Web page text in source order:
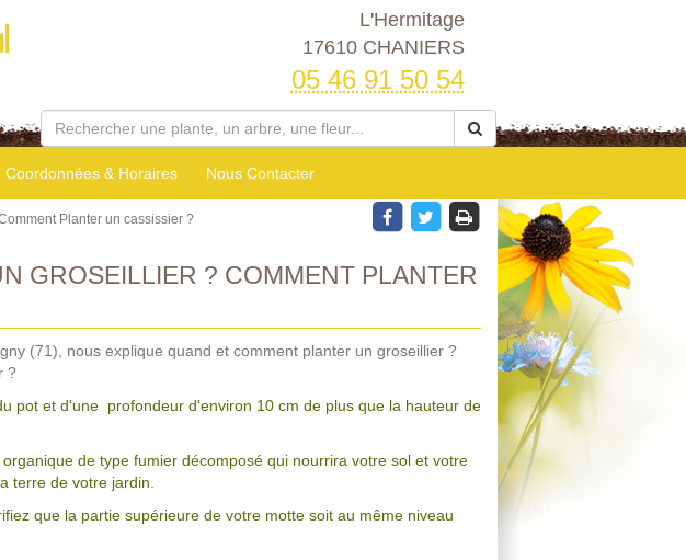
L'Hermitage
17610 CHANIERS
05 46 91 50 54
Coordonnées & Horaires Nous Contacter
Planter un cassissier ?
GROSEILLIER ? COMMENT PLANTER
(71), nous explique quand et comment planter un groseillier ?
?
pot et d'une profondeur d'environ 10 cm de plus que la hauteur de
de type fumier décomposé qui nourrira votre sol et votre
terre de votre jardin.
que la partie supérieure de votre motte soit au même niveau